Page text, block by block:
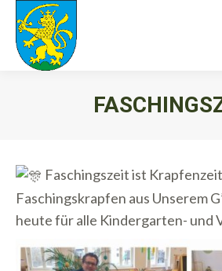
Faschingszeit ist
Faschingskrapfen aus Unserem
heute für alle Kindergarten- und